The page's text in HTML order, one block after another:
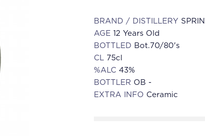
BRAND / DISTILLERY
AGE 12 Years Old
BOTTLED Bot.70/80's
CL 75cl
%ALC 43%
BOTTLER OB -
EXTRA INFO Ceramic